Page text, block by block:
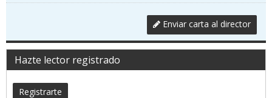
Enviar carta al director
Hazte lector registrado
Registrarte